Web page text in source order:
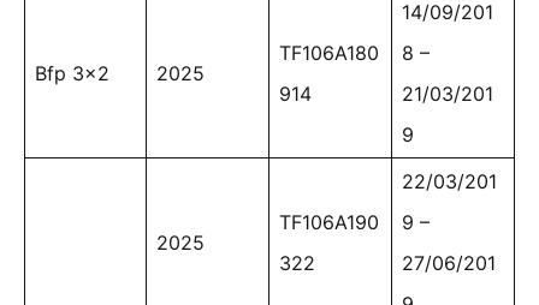
Bfp 3×2 2025
TF106A180
914
14/09/201
8 –
21/03/201
9
2025
TF106A190
322
22/03/201
9 –
27/06/201